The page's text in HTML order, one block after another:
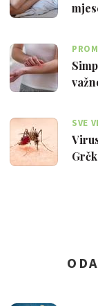
SVE